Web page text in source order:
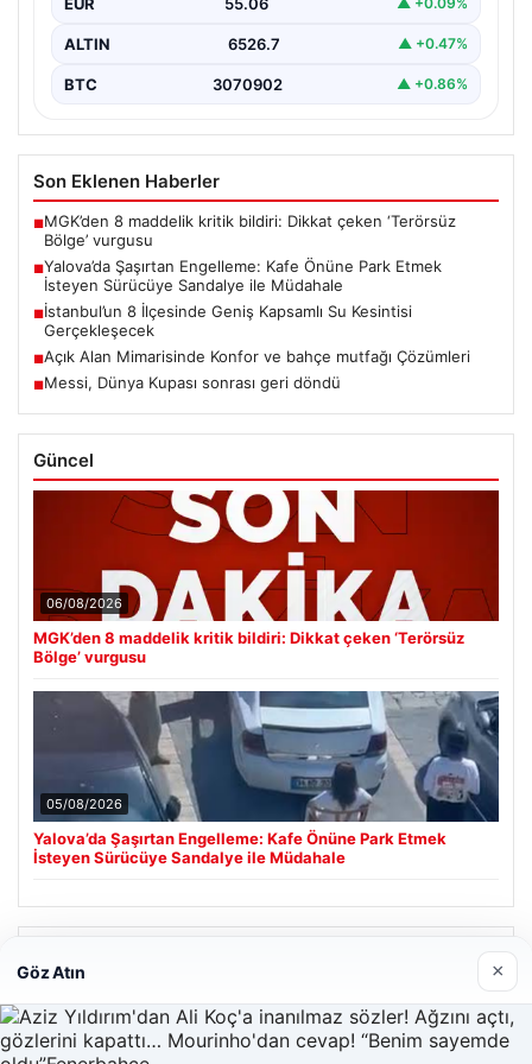
ALTIN 6526.7 ▲ +0.47%
BTC 3070902 ▲ +0.86%
Son Eklenen Haberler
■MGK’den 8 maddelik kritik bildiri: Dikkat çeken ‘Terörsüz
Bölge’ vurgusu
■Yalova’da Şaşırtan Engelleme: Kafe Önüne Park Etmek
İsteyen Sürücüye Sandalye ile Müdahale
■İstanbul’un 8 İlçesinde Geniş Kapsamlı Su Kesintisi
Gerçekleşecek
■Açık Alan Mimarisinde Konfor ve bahçe mutfağı Çözümleri
■Messi, Dünya Kupası sonrası geri döndü
Güncel
06/08/2026
MGK’den 8 maddelik kritik bildiri: Dikkat çeken ‘Terörsüz
Bölge’ vurgusu
05/08/2026
Yalova’da Şaşırtan Engelleme: Kafe Önüne Park Etmek
İsteyen Sürücüye Sandalye ile Müdahale
Göz Atın ×